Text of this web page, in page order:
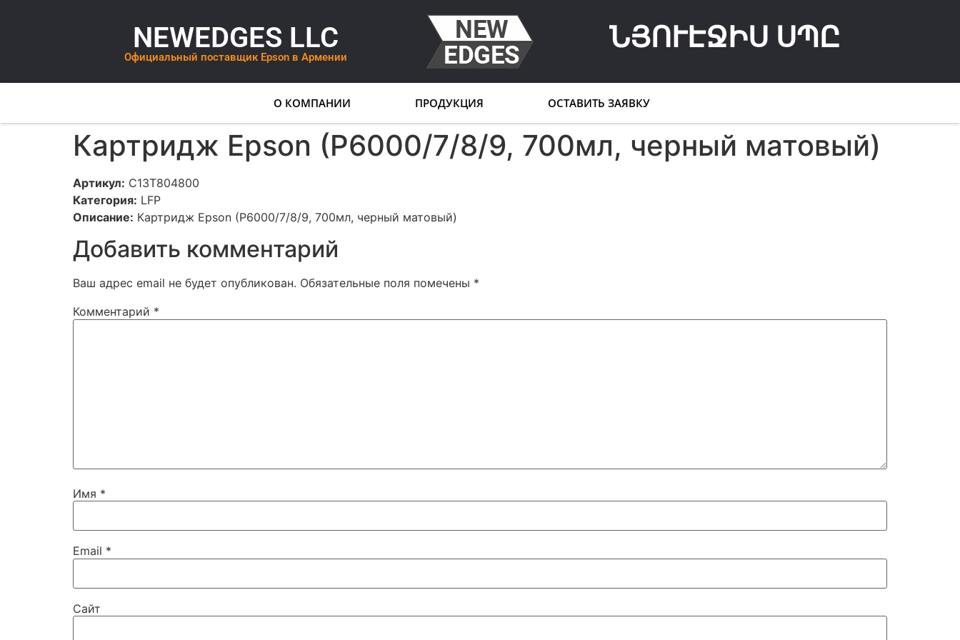
NEWEDGES LLC
Официальный поставщик Epson в Армении
ՆՅՈՒԷՋԻՍ ՍՊԸ
О КОМПАНИИ ПРОДУКЦИЯ ОСТАВИТЬ ЗАЯВКУ
Картридж Epson (P6000/7/8/9, 700мл, черный матовый)
Артикул: C13T804800
Категория: LFP
Описание: Картридж Epson (P6000/7/8/9, 700мл, черный матовый)
Добавить комментарий
Ваш адрес email не будет опубликован. Обязательные поля помечены *
Комментарий *
Имя *
Email *
Сайт